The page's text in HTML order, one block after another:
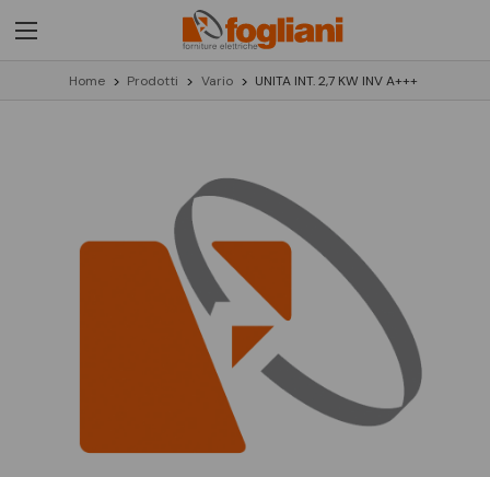
Home Prodotti Vario UNITA INT. 2,7 KW INV A+++